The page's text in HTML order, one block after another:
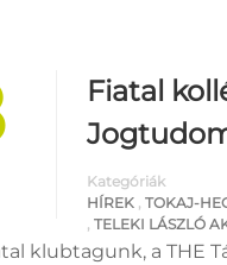
Fiatal
Kategóriák
HÍREK ,TOKAJ-
,TELEKI LÁSZLÓ
klubtagunk, a THE